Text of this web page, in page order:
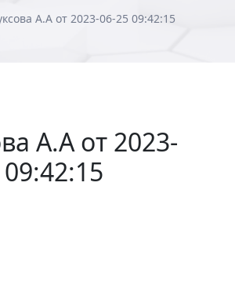
А.А от 2023-06-25 09:42:15
А.А от 2023-